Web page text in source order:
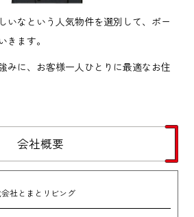
いなという人気物件を選別して、ポー
きます。
みに、お客様一人ひとりに最適なお住
会社概要
社とまとリビング